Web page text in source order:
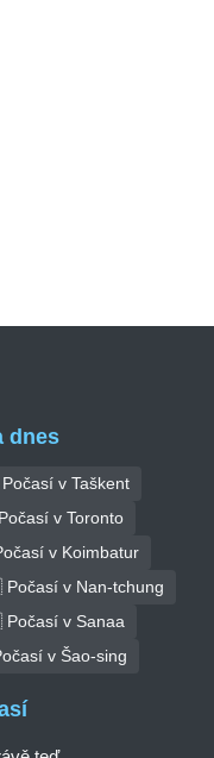
dnes
v Taškent
v Toronto
v Koimbatur
v Nan-tchung
v Sanaa
v Šao-sing